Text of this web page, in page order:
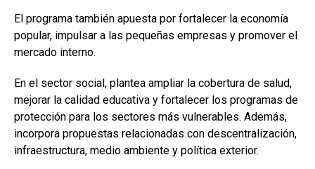
El programa también apuesta por fortalecer la economía
popular, impulsar a las pequeñas empresas y promover el
mercado interno.
En el sector social, plantea ampliar la cobertura de salud,
mejorar la calidad educativa y fortalecer los programas de
protección para los sectores más vulnerables. Además,
incorpora propuestas relacionadas con descentralización,
infraestructura, medio ambiente y política exterior.